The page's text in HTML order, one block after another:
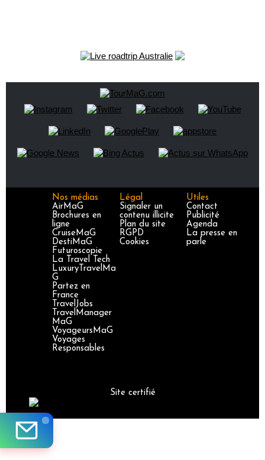
Nos médias
AirMaG
Brochures en
ligne
CruiseMaG
DestiMaG
Futuroscopie
La Travel Tech
LuxuryTravelMa
G
Partez en
France
TravelJobs
TravelManager
MaG
VoyageursMaG
Voyages
Responsables
Légal
Signaler un
contenu illicite
Plan du site
RGPD
Cookies
Utiles
Contact
Publicité
Agenda
La presse en
parle
Site certifié